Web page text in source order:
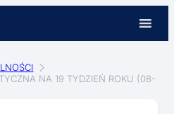
NA 19 TYDZIEŃ ROKU (08-